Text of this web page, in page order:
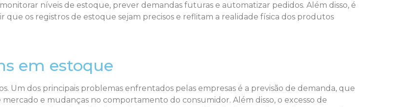
níveis de estoque, prever demandas futuras e automatizar pedidos. Além disso, é
os registros de estoque sejam precisos e reflitam a realidade física dos produtos
em estoque
Um dos principais problemas enfrentados pelas empresas é a previsão de demanda, que
e mudanças no comportamento do consumidor. Além disso, o excesso de